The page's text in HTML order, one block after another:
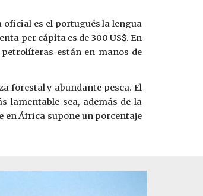
oficial es el portugués la lengua
per cápita es de 300 US$. En
están en manos de
forestal y abundante pesca. El
lamentable sea, además de la
en África supone un porcentaje